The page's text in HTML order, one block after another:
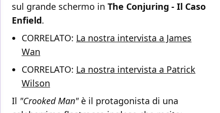
sul grande schermo in The Conjuring - Il Caso
Enfield.
CORRELATO: La nostra intervista a James
Wan
CORRELATO: La nostra intervista a Patrick
Wilson
Il "Crooked Man"è il protagonista di una